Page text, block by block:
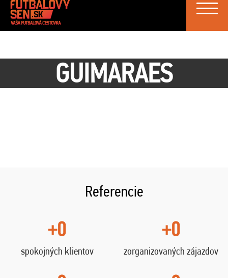
Toggle
GUIMARAES
Referencie
+0
spokojných klientov
+0
zorganizovaných zájazdov